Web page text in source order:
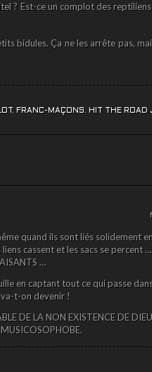
? Est-ce un complot des
bidules. Ça ne les arrête pas,
, FRANC-MAÇONS, HIT THE ROAD
quand ils sont liés solidement
cassent et les sacs se percent …
…
en captant tout ce qui passe
t-on devenir !
DE LA NON EXISTENCE DE